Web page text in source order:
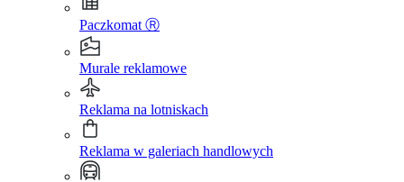
Paczkomat Ⓡ
Murale reklamowe
Reklama na lotniskach
Reklama w galeriach handlowych